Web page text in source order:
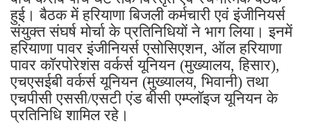
हुई। बैठक में हरियाणा बिजली कर्मचारी एवं इंजीनियर्स
संयुक्त संघर्ष मोर्चा के प्रतिनिधियों ने भाग लिया। इनमें
हरियाणा पावर इंजीनियर्स एसोसिएशन, ऑल हरियाणा
पावर कॉरपोरेशंस वर्कर्स यूनियन (मुख्यालय, हिसार),
एचएसईबी वर्कर्स यूनियन (मुख्यालय, भिवानी) तथा
एचपीसी एससी/एसटी एंड बीसी एम्प्लॉइज यूनियन के
प्रतिनिधि शामिल रहे।